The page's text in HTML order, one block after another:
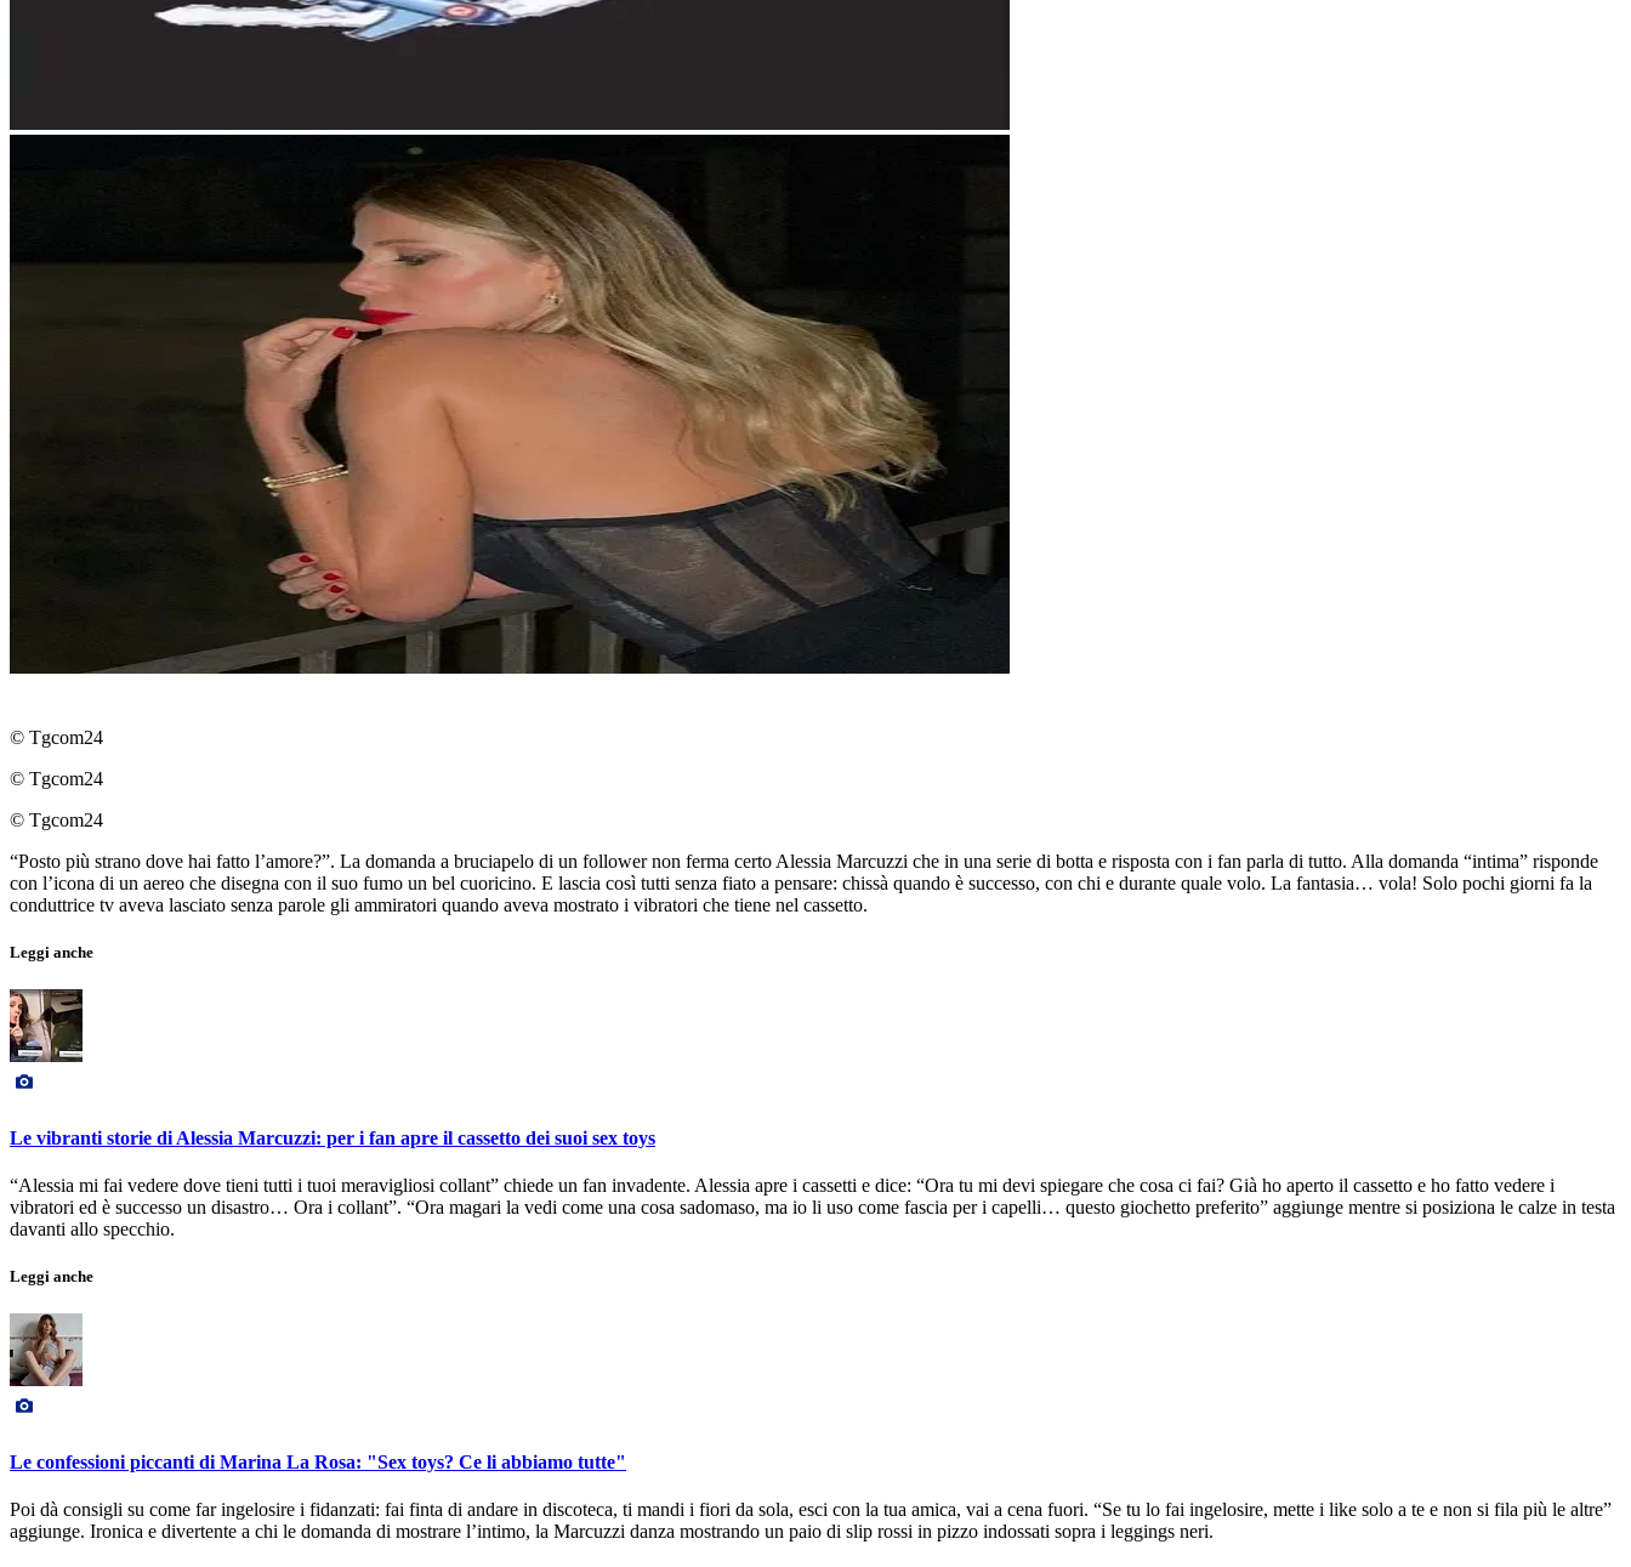
© Tgcom24
© Tgcom24
© Tgcom24
“Posto più strano dove hai fatto l’amore?”. La domanda a bruciapelo di un follower non ferma certo Alessia Marcuzzi che in una serie di botta e risposta con i fan parla di tutto. Alla domanda “intima” risponde
con l’icona di un aereo che disegna con il suo fumo un bel cuoricino. E lascia così tutti senza fiato a pensare: chissà quando è successo, con chi e durante quale volo. La fantasia… vola! Solo pochi giorni fa la
conduttrice tv aveva lasciato senza parole gli ammiratori quando aveva mostrato i vibratori che tiene nel cassetto.
Leggi anche
Le vibranti storie di Alessia Marcuzzi: per i fan apre il cassetto dei suoi sex toys
“Alessia mi fai vedere dove tieni tutti i tuoi meravigliosi collant” chiede un fan invadente. Alessia apre i cassetti e dice: “Ora tu mi devi spiegare che cosa ci fai? Già ho aperto il cassetto e ho fatto vedere i
vibratori ed è successo un disastro… Ora i collant”. “Ora magari la vedi come una cosa sadomaso, ma io li uso come fascia per i capelli… questo giochetto preferito” aggiunge mentre si posiziona le calze in testa
davanti allo specchio.
Leggi anche
Le confessioni piccanti di Marina La Rosa: "Sex toys? Ce li abbiamo tutte"
Poi dà consigli su come far ingelosire i fidanzati: fai finta di andare in discoteca, ti mandi i fiori da sola, esci con la tua amica, vai a cena fuori. “Se tu lo fai ingelosire, mette i like solo a te e non si fila più le altre”
aggiunge. Ironica e divertente a chi le domanda di mostrare l’intimo, la Marcuzzi danza mostrando un paio di slip rossi in pizzo indossati sopra i leggings neri.